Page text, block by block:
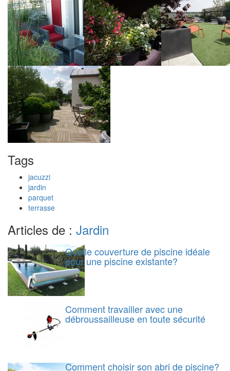
Tags
jacuzzi
jardin
parquet
terrasse
Articles de : Jardin
Quelle couverture de piscine idéale
pour une piscine existante?
Comment travailler avec une
débroussailleuse en toute sécurité
Comment choisir son abri de piscine?